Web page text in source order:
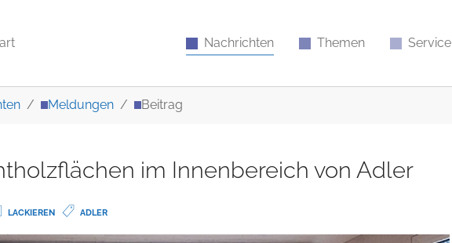
Nachrichten Themen Service
Meldungen Beitrag
im Innenbereich von Adler
LACKIEREN ADLER